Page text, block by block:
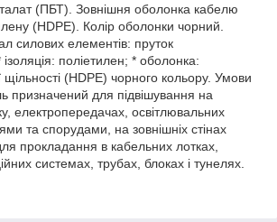
(ПБТ). Зовнішня оболонка кабелю
(HDPE). Колір оболонки чорний.
силових елементів: пруток
поліетилен; * оболонка:
щільності (HDPE) чорного кольору. Умови
призначений для підвішування на
електропередачах, освітлювальних
та спорудами, на зовнішніх стінах
прокладання в кабельних лотках,
системах, трубах, блоках і тунелях.